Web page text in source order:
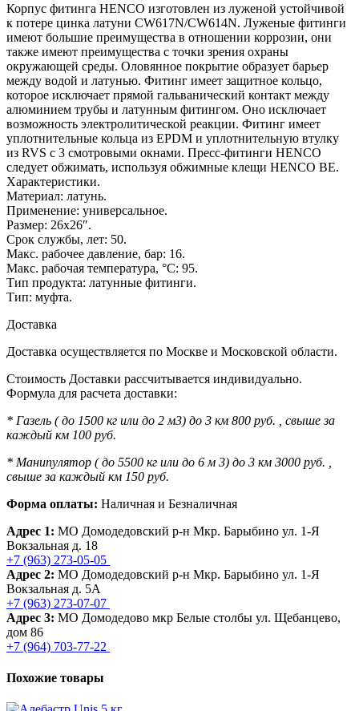
Корпус фитинга HENCO изготовлен из луженой устойчивой
к потере цинка латуни CW617N/CW614N. Луженые фитинги
имеют большие преимущества в отношении коррозии, они
также имеют преимущества с точки зрения охраны
окружающей среды. Оловянное покрытие образует барьер
между водой и латунью. Фитинг имеет защитное кольцо,
которое исключает прямой гальванический контакт между
алюминием трубы и латунным фитингом. Оно исключает
возможность электролитической реакции. Фитинг имеет
уплотнительные кольца из EPDM и уплотнительную втулку
из RVS с 3 смотровыми окнами. Пресс-фитинги HENCO
следует обжимать, используя обжимные клещи HENCO BE.
Характеристики.
Материал: латунь.
Применение: универсальное.
Размер: 26х26″.
Срок службы, лет: 50.
Макс. рабочее давление, бар: 16.
Макс. рабочая температура, °C: 95.
Тип продукта: латунные фитинги.
Тип: муфта.
Доставка
Доставка осуществляется по Москве и Московской области.
Стоимость Доставки рассчитывается индивидуально.
Формула для расчета доставки:
* Газель ( до 1500 кг или до 2 м3) до 3 км 800 руб. , свыше за
каждый км 100 руб.
* Манипулятор ( до 5500 кг или до 6 м 3) до 3 км 3000 руб. ,
свыше за каждый км 150 руб.
Форма оплаты: Наличная и Безналичная
Адрес 1: МО Домодедовский р-н Мкр. Барыбино ул. 1-Я
Вокзальная д. 18
+7 (963) 273-05-05
Адрес 2: МО Домодедовский р-н Мкр. Барыбино ул. 1-Я
Вокзальная д. 5А
+7 (963) 273-07-07
Адрес 3: МО Домодедово мкр Белые столбы ул. Щебанцево,
дом 86
+7 (964) 703-77-22
Похожие товары